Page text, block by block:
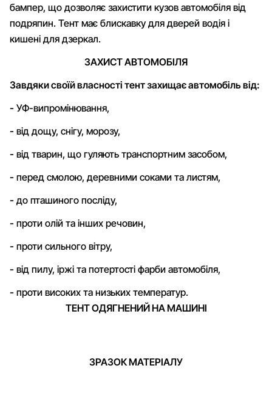
бампер, що дозволяє захистити кузов автомобіля від
подряпин. Тент має блискавку для дверей водія і
кишені для дзеркал.
ЗАХИСТ АВТОМОБІЛЯ
Завдяки своїй власності тент захищає автомобіль від:
- УФ-випромінювання,
- від дощу, снігу, морозу,
- від тварин, що гуляють транспортним засобом,
- перед смолою, деревними соками та листям,
- до пташиного посліду,
- проти олій та інших речовин,
- проти сильного вітру,
- від пилу, іржі та потертості фарби автомобіля,
- проти високих та низьких температур.
ТЕНТ ОДЯГНЕНИЙ НА МАШИНІ
ЗРАЗОК МАТЕРІАЛУ